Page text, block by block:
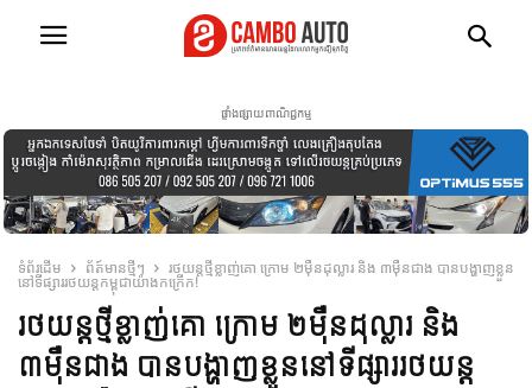
ផ្ទាំងផ្សាយពាណិជ្ជកម្ម
ទំព័រដើម ព័ត៍មានថ្មីៗ
រថយន្តថ្មីខ្លាញ់គោ ក្រោម ២ម៉ឺនដុល្លារ និង ៣ម៉ឺនជាង បានបង្ហាញខ្លួន
នៅទីផ្សាររថយន្តកម្ពុជាយ៉ាងកក្រើក!
រថយន្តថ្មីខ្លាញ់គោ ក្រោម ២ម៉ឺនដុល្លារ និង
៣ម៉ឺនជាង បានបង្ហាញខ្លួននៅទីផ្សាររថយន្ត